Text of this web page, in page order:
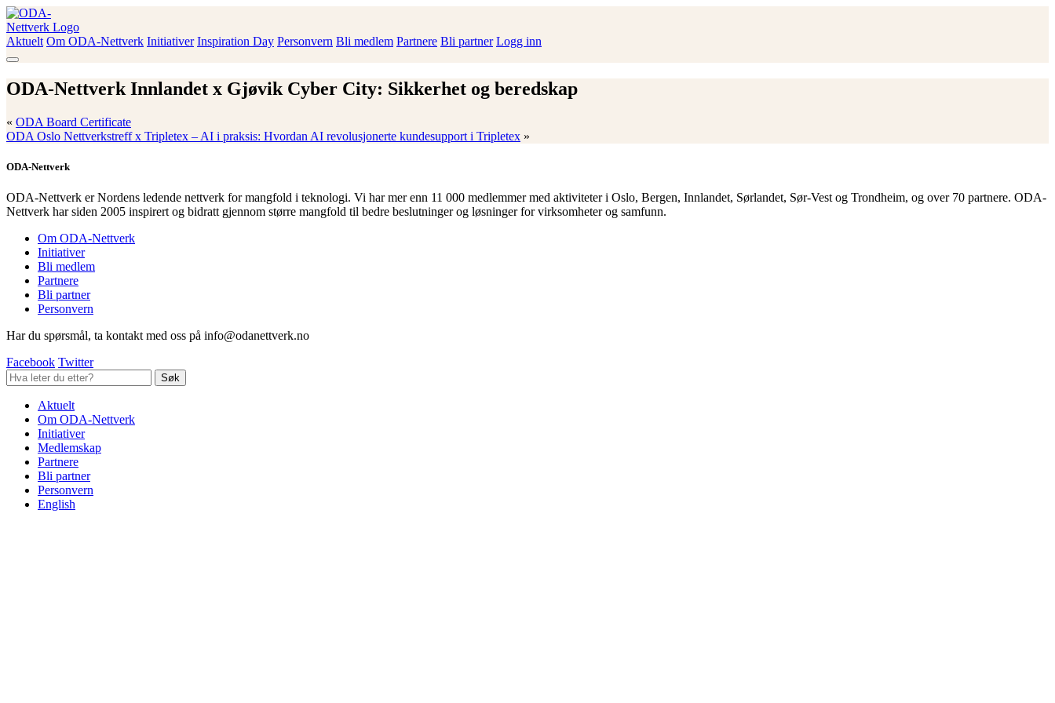
Skip
to
content
Aktuelt Om ODA-Nettverk Initiativer Inspiration Day Personvern Bli medlem Partnere Bli partner Logg inn
ODA-Nettverk Innlandet x Gjøvik Cyber City: Sikkerhet og beredskap
« ODA Board Certificate
ODA Oslo Nettverkstreff x Tripletex – AI i praksis: Hvordan AI revolusjonerte kundesupport i Tripletex »
ODA-Nettverk
ODA-Nettverk er Nordens ledende nettverk for mangfold i teknologi. Vi har mer enn 11 000 medlemmer med aktiviteter i Oslo, Bergen, Innlandet, Sørlandet, Sør-Vest og Trondheim, og over 70 partnere. ODA-
Nettverk har siden 2005 inspirert og bidratt gjennom større mangfold til bedre beslutninger og løsninger for virksomheter og samfunn.
Om ODA-Nettverk
Initiativer
Bli medlem
Partnere
Bli partner
Personvern
Har du spørsmål, ta kontakt med oss på info@odanettverk.no
Facebook Twitter
Aktuelt
Om ODA-Nettverk
Initiativer
Medlemskap
Partnere
Bli partner
Personvern
English